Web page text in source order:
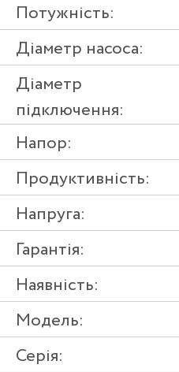
Потужність:
Діаметр насоса:
Діаметр
підключення:
Напор:
Продуктивність:
Напруга:
Гарантія:
Наявність:
Модель:
Серія: